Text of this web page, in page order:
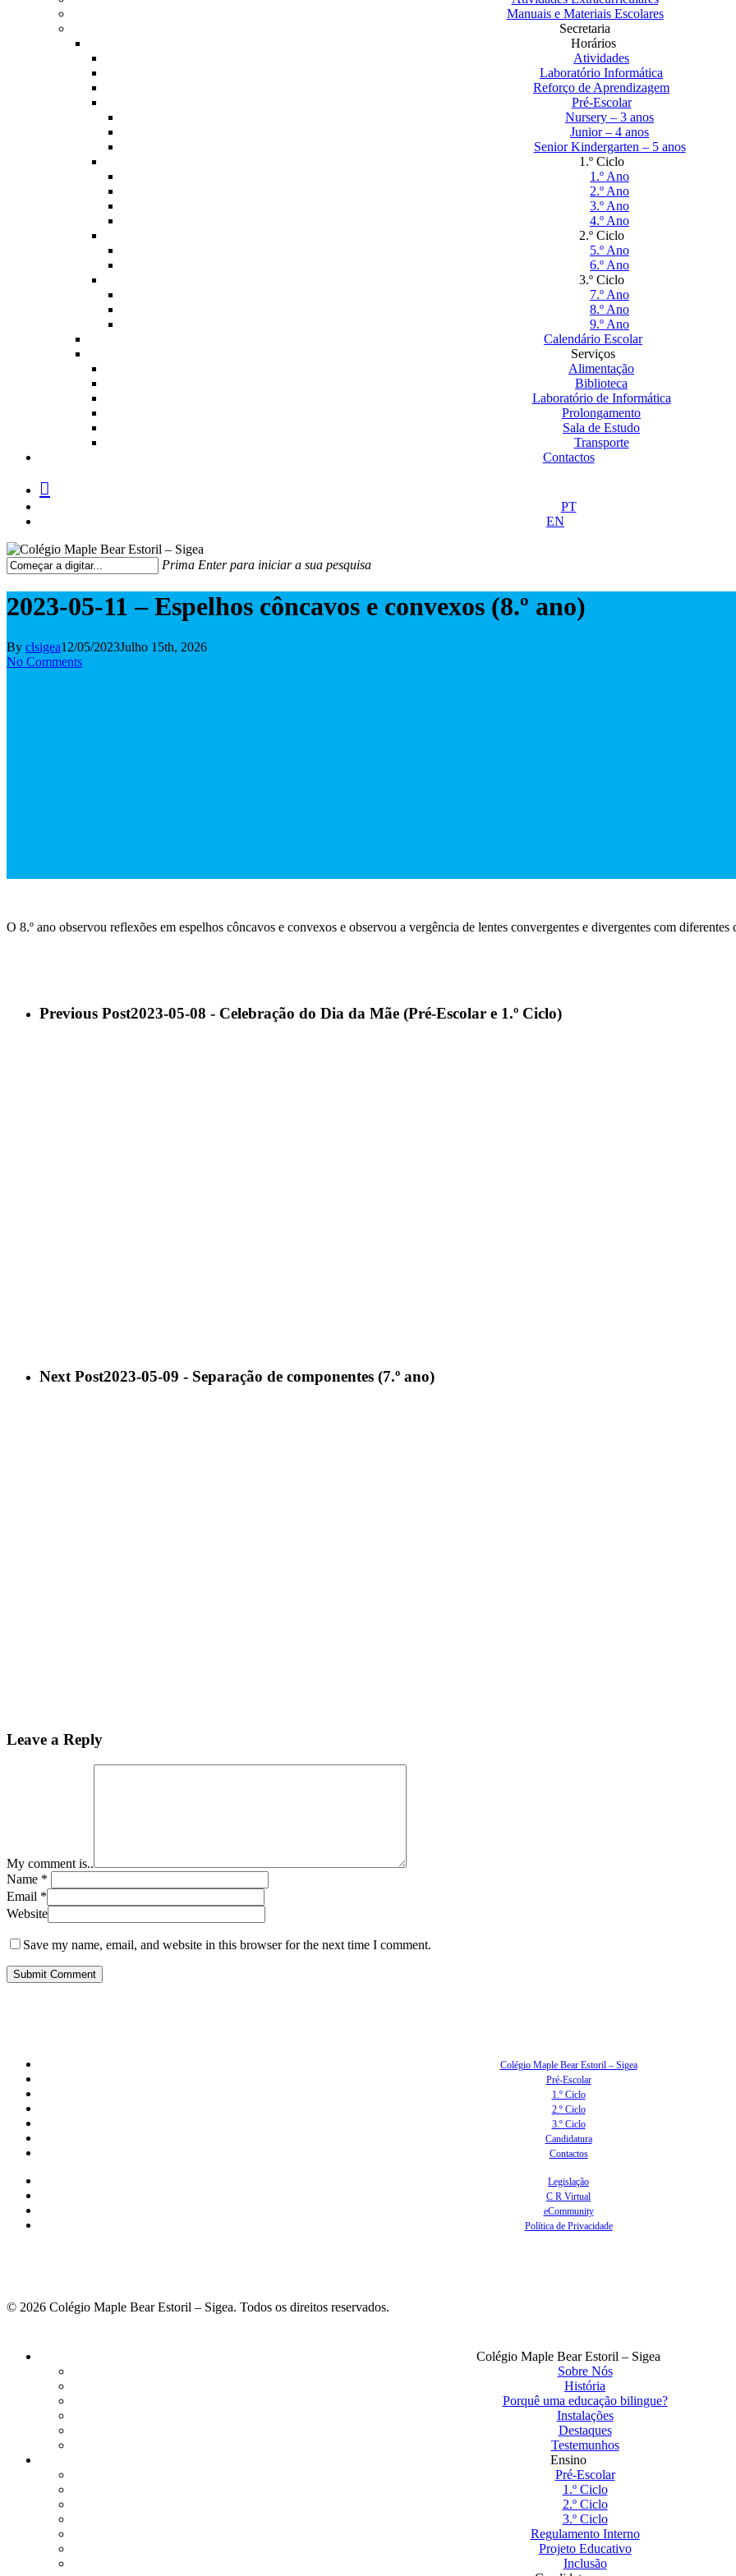
Manuais e Materiais Escolares
Secretaria
Horários
Atividades
Laboratório Informática
Reforço de Aprendizagem
Pré-Escolar
Nursery – 3 anos
Junior – 4 anos
Senior Kindergarten – 5 anos
1.º Ciclo
1.º Ano
2.º Ano
3.º Ano
4.º Ano
2.º Ciclo
5.º Ano
6.º Ano
3.º Ciclo
7.º Ano
8.º Ano
9.º Ano
Calendário Escolar
Serviços
Alimentação
Biblioteca
Laboratório de Informática
Prolongamento
Sala de Estudo
Transporte
Contactos
facebook
instagram
medium
PT
EN
Prima Enter para iniciar a sua pesquisa
Pesquisa
2023-05-11 – Espelhos côncavos e convexos (8.º ano)
By clsigea12/05/2023Julho 15th, 2026
No Comments
O 8.º ano observou reflexões em espelhos côncavos e convexos e observou a vergência de lentes convergentes e divergentes com diferentes
Previous Post2023-05-08 - Celebração do Dia da Mãe (Pré-Escolar e 1.º Ciclo)
Next Post2023-05-09 - Separação de componentes (7.º ano)
Leave a Reply
My comment is..
Name *
Email *
Website
Save my name, email, and website in this browser for the next time I comment.
Colégio Maple Bear Estoril – Sigea
Pré-Escolar
1.º Ciclo
2.º Ciclo
3.º Ciclo
Candidatura
Contactos
Legislação
C R Virtual
eCommunity
Política de Privacidade
© 2026 Colégio Maple Bear Estoril – Sigea. Todos os direitos reservados.
Fechar
Colégio Maple Bear Estoril – Sigea
Sobre Nós
História
Porquê uma educação bilingue?
Instalações
Destaques
Testemunhos
Ensino
Pré-Escolar
1.º Ciclo
2.º Ciclo
3.º Ciclo
Regulamento Interno
Projeto Educativo
Inclusão